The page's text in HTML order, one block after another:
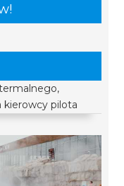
kierowcy pilota